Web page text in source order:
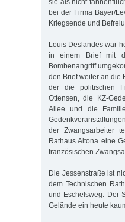
bei der Firma Bayer/
Kriegsende und
Louis Deslandes war
in einem Brief mit
Bombenangriff
den Brief weiter an die
der die politischen
Ottensen, die KZ-
Allee und die
der Zwangsarbeiter
Rathaus Altona eine
französischen
Die Jessenstraße ist
dem Technischen
und Eschelsweg. Der
Gelände ein heute